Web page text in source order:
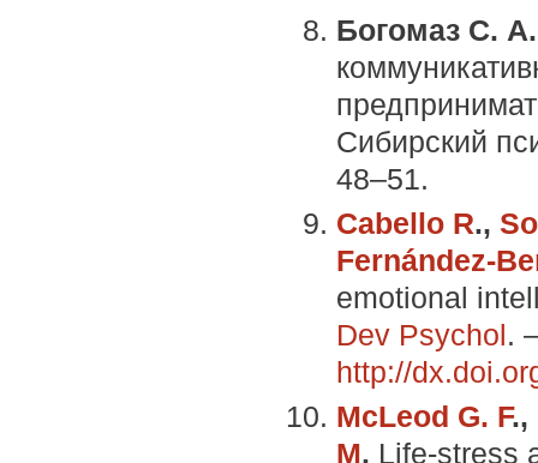
Богомаз С.
Сибирский
48–51.
Cabello R.,
Fernández-
emotional
Dev Psychol.
http://
McLeod G. F.,
M. Life-stress